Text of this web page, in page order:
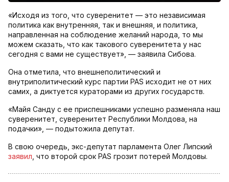
«Исходя из того, что суверенитет — это независимая
политика как внутренняя, так и внешняя, и политика,
направленная на соблюдение желаний народа, то мы
можем сказать, что как такового суверенитета у нас
сегодня с вами не существует», — заявила Сибова.
Она отметила, что внешнеполитический и
внутриполитический курс партии PAS исходит не от них
самих, а диктуется кураторами из других государств.
«Майя Санду с ее приспешниками успешно разменяла наш
суверенитет, суверенитет Республики Молдова, на
подачки», — подытожила депутат.
В свою очередь, экс-депутат парламента Олег Липский
заявил , что второй срок PAS грозит потерей Молдовы.